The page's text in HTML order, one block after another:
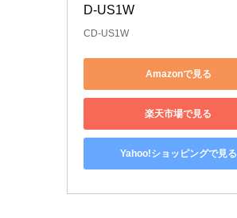
D-US1W
CD-US1W
Amazonで見る
楽天市場で見る
Yahoo!ショッピングで見る